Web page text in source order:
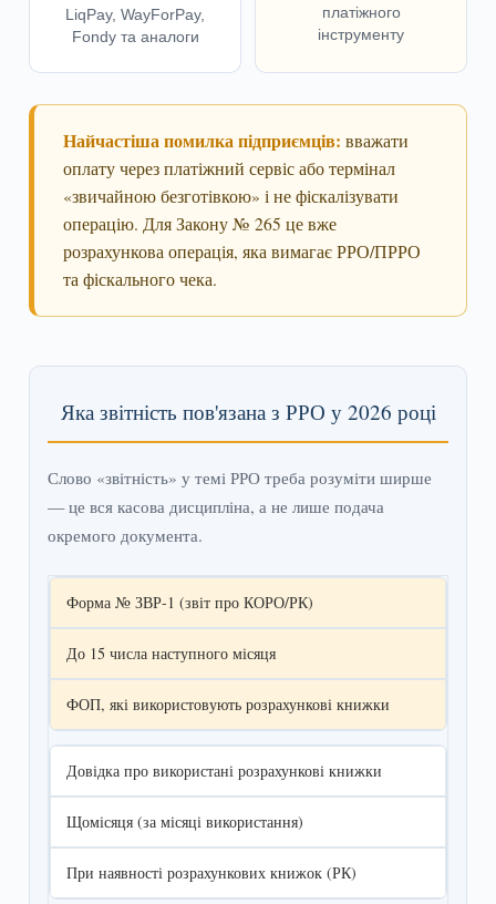
LiqPay, WayForPay,
Fondy та аналоги
платіжного
інструменту
Найчастіша помилка підприємців: вважати
оплату через платіжний сервіс або термінал
«звичайною безготівкою» і не фіскалізувати
операцію. Для Закону № 265 це вже
розрахункова операція, яка вимагає РРО/ПРРО
та фіскального чека.
Яка звітність пов'язана з РРО у 2026 році
Слово «звітність» у темі РРО треба розуміти ширше
— це вся касова дисципліна, а не лише подача
окремого документа.
Форма № ЗВР-1 (звіт про КОРО/РК)
До 15 числа наступного місяця
ФОП, які використовують розрахункові книжки
Довідка про використані розрахункові книжки
Щомісяця (за місяці використання)
При наявності розрахункових книжок (РК)